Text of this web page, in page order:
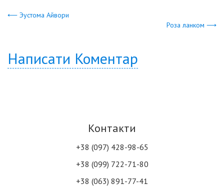
⟵ Эустома Айвори
Роза ланком ⟶
Написати Коментар
Контакти
+38 (097) 428-98-65
+38 (099) 722-71-80
+38 (063) 891-77-41